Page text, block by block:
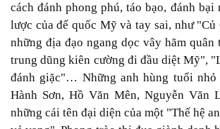
cách đánh phong phú, táo bạo, đánh bại
lược của đế quốc Mỹ và tay sai, như
những địa đạo ngang dọc vây hãm quân
trung dũng kiên cường đi đầu diệt Mỹ",
đánh giặc"… Những anh hùng tuổi
Hành Sơn, Hồ Văn Mên, Nguyễn Văn
những cái tên đại diện của một "Thế hệ